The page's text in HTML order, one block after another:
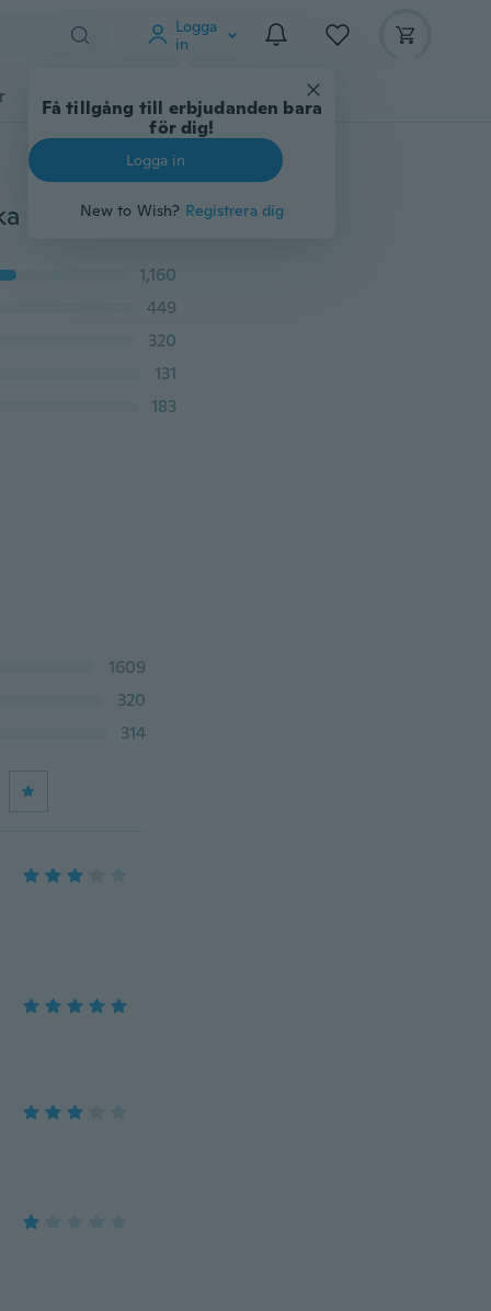
Logga
in
Få tillgång till erbjudanden bara
för dig!
Logga in
New to Wish? Registrera dig
Djurtillbehör Teknikprylar Mer
Bekväma och andningsbara FIR Tourmaline magnetiska strumpor Självvärmande terapi Magnetiska fotvårdstrumpor
1,160
449
320
131
183
1609
320
314